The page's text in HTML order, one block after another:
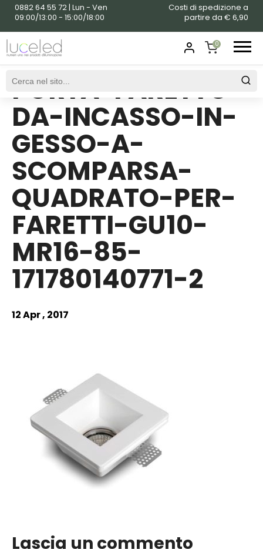
0882 64 55 72 | Lun - Ven
09:00/13:00 - 15:00/18:00
Costi di spedizione a
partire da € 6,90
0
SHOPPING
CART
PORTA-FARETTO-
DA-INCASSO-IN-
GESSO-A-
SCOMPARSA-
QUADRATO-PER-
FARETTI-GU10-
MR16-85-
171780140771-2
12 Apr , 2017
Lascia un commento